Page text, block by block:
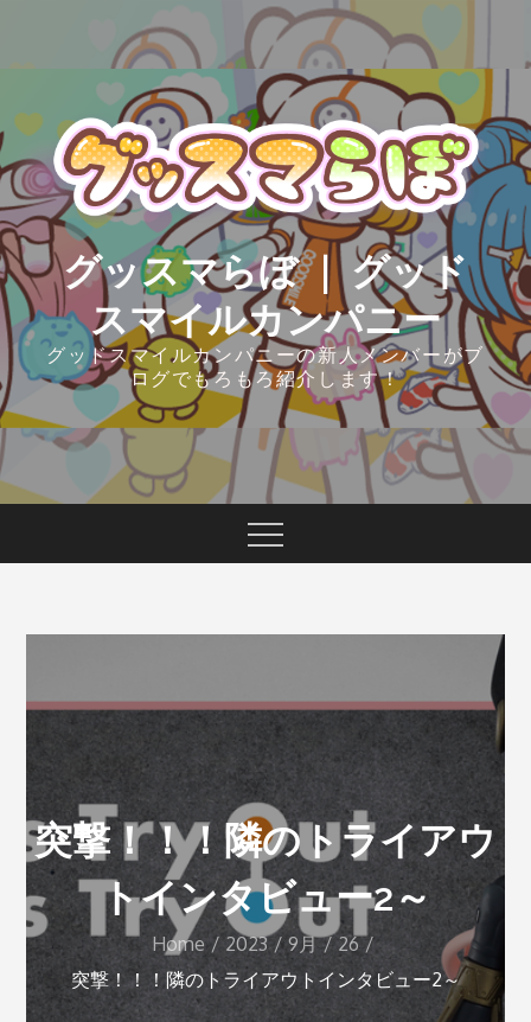
グッスマらぼ ｜ グッド
スマイルカンパニー
グッドスマイルカンパニーの新人メンバーがブ
ログでもろもろ紹介します！
突撃！！！隣のトライアウ
トインタビュー2～
Home 2023 9月
26
突撃！！！隣のトライアウトインタビュー2～